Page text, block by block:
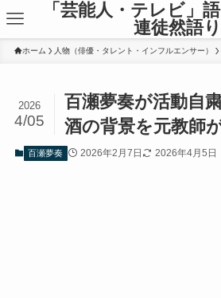
「芸能人・テレビ」
連徒然語り
ホーム 人物（俳優・タレント・インフルエンサー）
百瀬夢奏が活動自
酒の背景を元教師
2026
4/05
百瀬夢奏 2026年2月7日 2026年4月5日